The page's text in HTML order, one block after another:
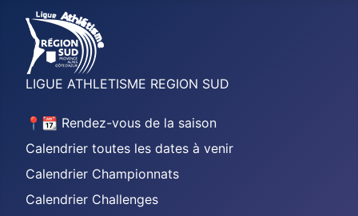
LIGUE ATHLETISME REGION SUD
📍📆 Rendez-vous de la saison
Calendrier toutes les dates à venir
Calendrier Championnats
Calendrier Challenges